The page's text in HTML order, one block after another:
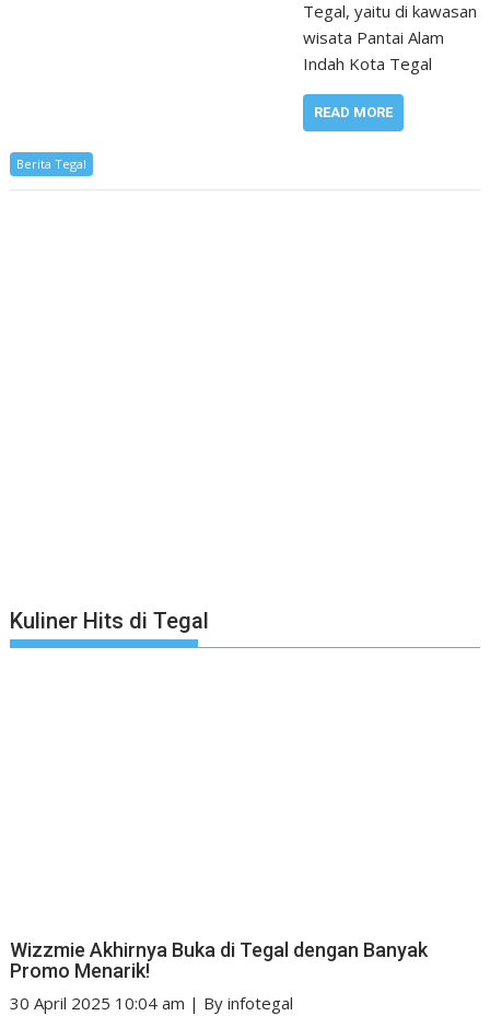
Tegal, yaitu di kawasan
wisata Pantai Alam
Indah Kota Tegal
READ MORE
Berita Tegal
Kuliner Hits di Tegal
Wizzmie Akhirnya Buka di Tegal dengan Banyak
Promo Menarik!
30 April 2025 10:04 am | Byinfotegal